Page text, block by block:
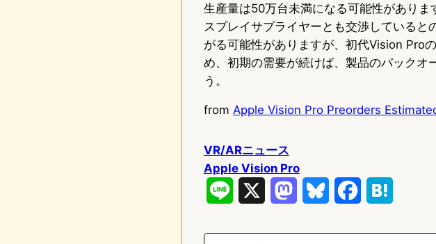
生産量は50万台未満になる可能性があり
スプレイサプライヤーとも交渉している
がる可能性がありますが、初代Vision Pro
め、初期の需要が続けば、製品のバックオ
う。
from Apple Vision Pro Preorders
VR/ARニュース
Apple Vision Pro